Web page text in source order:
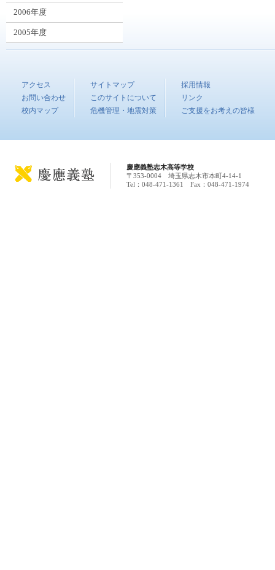
2006年度
2005年度
アクセス
お問い合わせ
校内マップ
サイトマップ
このサイトについて
危機管理・地震対策
採用情報
リンク
ご支援をお考えの皆様
慶應義塾志木高等学校
〒353-0004 埼玉県志木市本町4-14-1
Tel：048-471-1361 Fax：048-471-1974